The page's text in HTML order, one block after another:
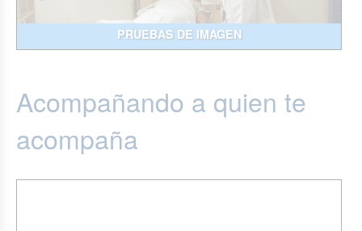
PRUEBAS DE IMAGEN
Acompañando a quien te
acompaña